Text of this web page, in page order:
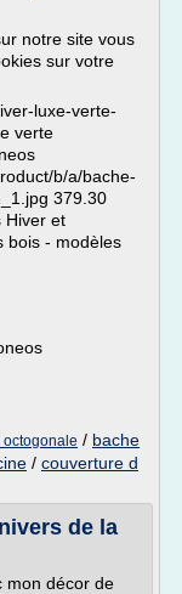
notre site vous
sur votre
luxe-verte-
verte
b/a/bache-
379.30
Hiver et
bois - modèles
/ bache
/ couverture d
de la
mon décor de